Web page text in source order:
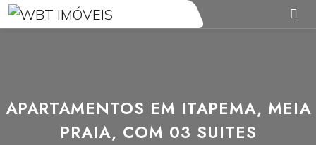
APARTAMENTOS EM ITAPEMA, MEIA
PRAIA, COM 03 SUITES